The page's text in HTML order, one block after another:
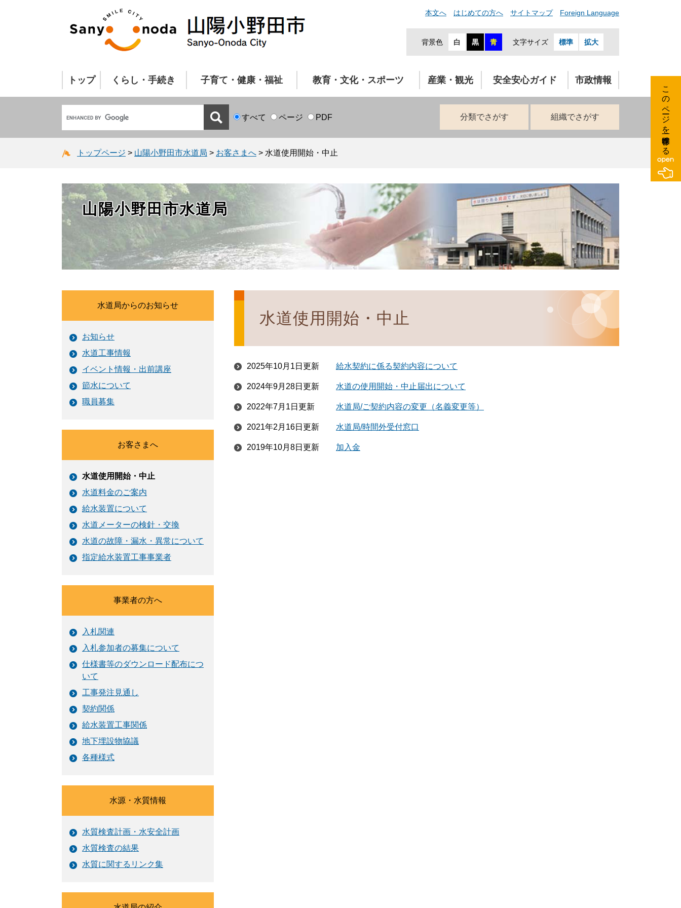
本文へ はじめての方へ サイトマップ Foreign Language
背景色 白 黒 青 文字サイズ 標準 拡大
トップ くらし・手続き 子育て・健康・福祉 教育・文化・スポーツ 産業・観光 安全安心ガイド 市政情報
すべて ページ PDF 分類でさがす 組織でさがす
トップページ > 山陽小野田市水道局 > お客さまへ > 水道使用開始・中止
山陽小野田市水道局
水道使用開始・中止
2025年10月1日更新 給水契約に係る契約内容について
2024年9月28日更新 水道の使用開始・中止届出について
2022年7月1日更新 水道局/ご契約内容の変更（名義変更等）
2021年2月16日更新 水道局/時間外受付窓口
2019年10月8日更新 加入金
水道局からのお知らせ
お知らせ
水道工事情報
イベント情報・出前講座
節水について
職員募集
お客さまへ
水道使用開始・中止
水道料金のご案内
給水装置について
水道メーターの検針・交換
水道の故障・漏水・異常について
指定給水装置工事事業者
事業者の方へ
入札関連
入札参加者の募集について
仕様書等のダウンロード配布につ
いて
工事発注見通し
契約関係
給水装置工事関係
地下埋設物協議
各種様式
水源・水質情報
水質検査計画・水安全計画
水質検査の結果
水質に関するリンク集
このページを一時保存する